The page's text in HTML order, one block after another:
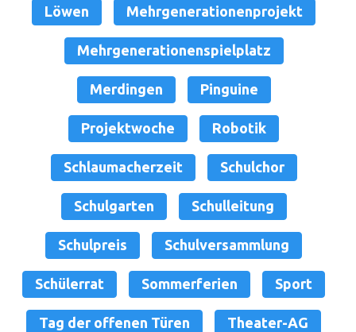
Löwen Mehrgenerationenprojekt
Mehrgenerationenspielplatz
Merdingen Pinguine
Projektwoche Robotik
Schlaumacherzeit Schulchor
Schulgarten Schulleitung
Schulpreis Schulversammlung
Schülerrat Sommerferien Sport
Tag der offenen Türen Theater-AG